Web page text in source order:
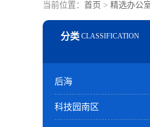
当前位置： 首页 > 精选办公
后海
科技园南区